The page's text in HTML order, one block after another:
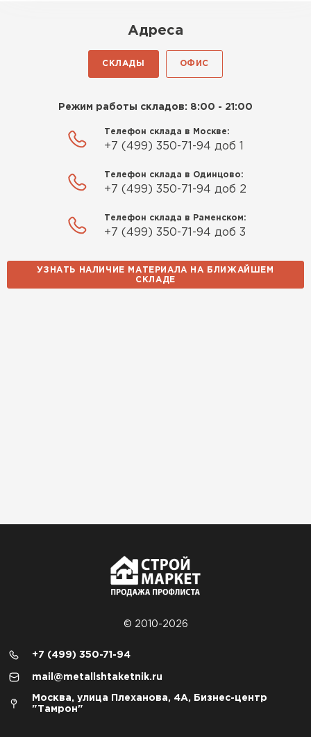
Адреса
СКЛАДЫ ОФИС
Режим работы складов: 8:00 - 21:00
Телефон склада в Москве:
+7 (499) 350-71-94 доб 1
Телефон склада в Одинцово:
+7 (499) 350-71-94 доб 2
Телефон склада в Раменском:
+7 (499) 350-71-94 доб 3
УЗНАТЬ НАЛИЧИЕ МАТЕРИАЛА НА БЛИЖАЙШЕМ
СКЛАДЕ
© 2010-2026
+7 (499) 350-71-94
mail@metallshtaketnik.ru
Москва, улица Плеханова, 4А, Бизнес-центр
"Тамрон"